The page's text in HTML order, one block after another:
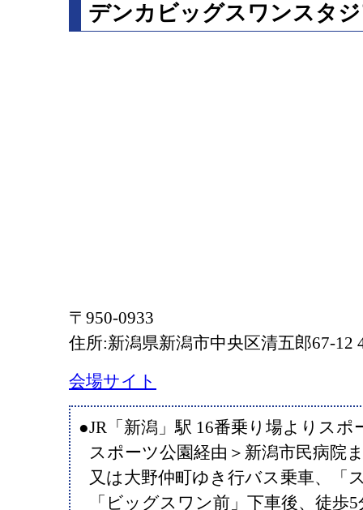
デンカビッグスワンスタ
〒950-0933
住所:新潟県新潟市中央区清五郎67-12
会場サイト
●JR「新潟」駅 16番乗り場よりスポ
スポーツ公園経由＞新潟市民病院
又は大野仲町ゆき行バス乗車、「
「ビッグスワン前」下車後、徒歩5